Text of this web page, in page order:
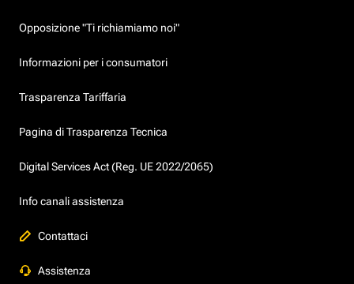
Opposizione "Ti richiamiamo noi"
Informazioni per i consumatori
Trasparenza Tariffaria
Pagina di Trasparenza Tecnica
Digital Services Act (Reg. UE 2022/2065)
Info canali assistenza
Contattaci
Assistenza